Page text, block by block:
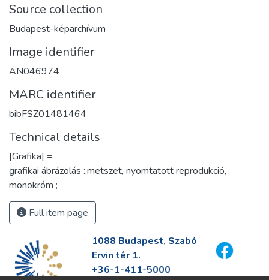
Source collection
Budapest-képarchívum
Image identifier
AN046974
MARC identifier
bibFSZ01481464
Technical details
[Grafika] =
grafikai ábrázolás :,metszet, nyomtatott reprodukció,
monokróm ;
Full item page
1088 Budapest, Szabó
Ervin tér 1.
+36-1-411-5000